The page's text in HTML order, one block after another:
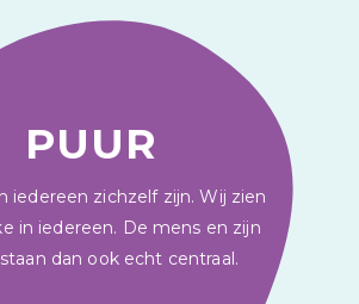
PUUR
iedereen zichzelf zijn. Wij zien
in iedereen. De mens en zijn
dan ook echt centraal.